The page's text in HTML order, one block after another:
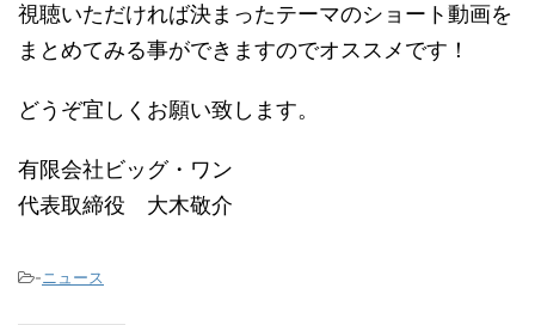
視聴いただければ決まったテーマのショート動画を
まとめてみる事ができますのでオススメです！
どうぞ宜しくお願い致します。
有限会社ビッグ・ワン
代表取締役 大木敬介
-ニュース